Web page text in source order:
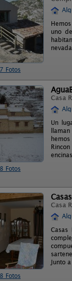
7 Fotos
uno
8 Fotos
Casa
Un
8 Fotos
Casa
Junto